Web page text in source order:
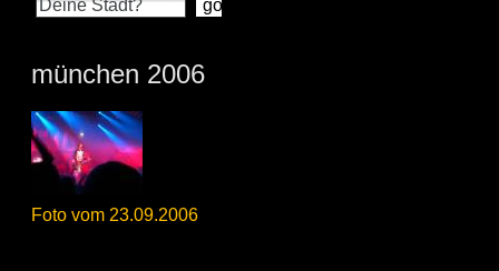
münchen 2006
Foto vom 23.09.2006